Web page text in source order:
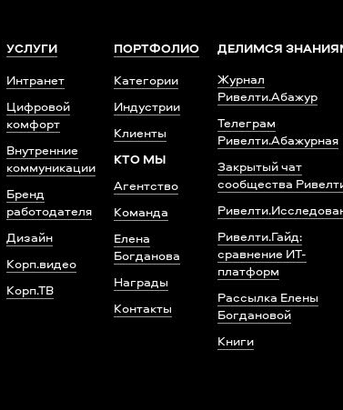
УСЛУГИ
Интранет
Цифровой
комфорт
Внутренние
коммуникации
Бренд
работодателя
Дизайн
Корп.видео
Корп.ТВ
ПОРТФОЛИО
Категории
Индустрии
Клиенты
КТО МЫ
Агентство
Команда
Елена
Богданова
Награды
Контакты
ДЕЛИМСЯ
Журнал
Ривелти.Абажур
Телеграм
Ривелти.Абажурная
Закрытый чат
сообщества
Ривелти.Гайд:
сравнение ИТ-
платформ
Рассылка Елены
Богдановой
Книги